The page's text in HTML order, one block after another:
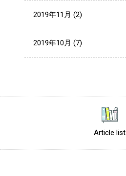
2019年11月 (2)
2019年10月 (7)
Article list